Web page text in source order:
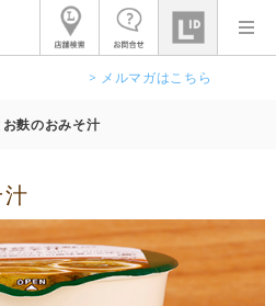
> メルマガはこちら
お麩のおみそ汁
汁